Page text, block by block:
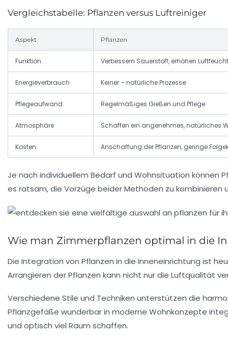
Vergleichstabelle: Pflanzen versus Luftreiniger
Aspekt Pflanzen
Funktion Verbessern Sauerstoff, erhöhen
Energieverbrauch Keiner – natürliche Prozesse
Pflegeaufwand Regelmäßiges Gießen und Pflege
Atmosphäre Schaffen ein angenehmes, natürliches
Kosten Anschaffung der Pflanzen, geringe
Je nach individuellem Bedarf und Wohnsituation können
es ratsam, die Vorzüge beider Methoden zu kombinieren
Wie man Zimmerpflanzen optimal in die
Die Integration von Pflanzen in die Inneneinrichtung ist
Arrangieren der Pflanzen kann nicht nur die Luftqualität
Verschiedene Stile und Techniken unterstützen die
Pflanzgefäße wunderbar in moderne Wohnkonzepte
und optisch viel Raum schaffen.